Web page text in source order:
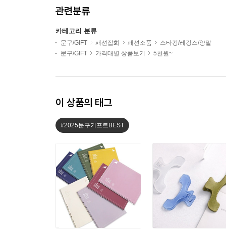
관련분류
카테고리 분류
문구/GIFT 패션잡화 패션소품
스타킹/레깅스/양말
문구/GIFT
가격대별 상품보기 5천원~
이 상품의 태그
#2025문구기프트BEST